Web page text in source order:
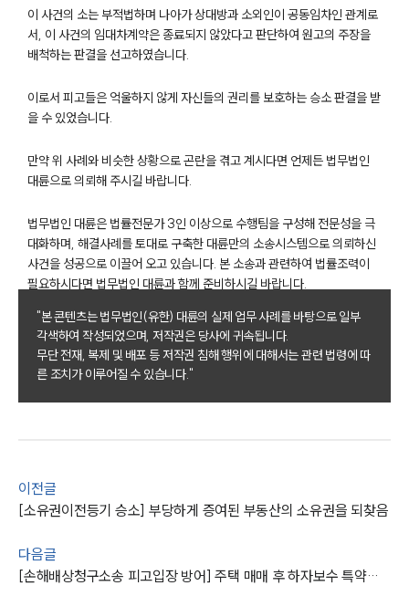
주요 업무사례
사례분석/최신동향
법률정보
고객후기
업무분야
건설부 업무
구성원 소개
부동산전문변호사
소식/자료
언론보도
세미나
이 사건의 소는 부적법하며 나아가 상대방과 소외인이 공동임차인 관계로
서, 이 사건의 임대차계약은 종료되지 않았다고 판단하여 원고의 주장을
배척하는 판결을 선고하였습니다.
이로서 피고들은 억울하지 않게 자신들의 권리를 보호하는 승소 판결을 받
을 수 있었습니다.
만약 위 사례와 비슷한 상황으로 곤란을 겪고 계시다면 언제든 법무법인
대륜으로 의뢰해 주시길 바랍니다.
법무법인 대륜은 법률전문가 3인 이상으로 수행팀을 구성해 전문성을 극
대화하며, 해결사례를 토대로 구축한 대륜만의 소송시스템으로 의뢰하신
사건을 성공으로 이끌어 오고 있습니다. 본 소송과 관련하여 법률조력이
필요하시다면 법무법인 대륜과 함께 준비하시길 바랍니다.
"본 콘텐츠는 법무법인(유한) 대륜의 실제 업무 사례를 바탕으로 일부
각색하여 작성되었으며, 저작권은 당사에 귀속됩니다.
무단 전재, 복제 및 배포 등 저작권 침해 행위에 대해서는 관련 법령에 따
른 조치가 이루어질 수 있습니다."
이전글
[소유권이전등기 승소] 부당하게 증여된 부동산의 소유권을 되찾음
다음글
[손해배상청구소송 피고입장 방어] 주택 매매 후 하자보수 특약사항 관련 소송 승소